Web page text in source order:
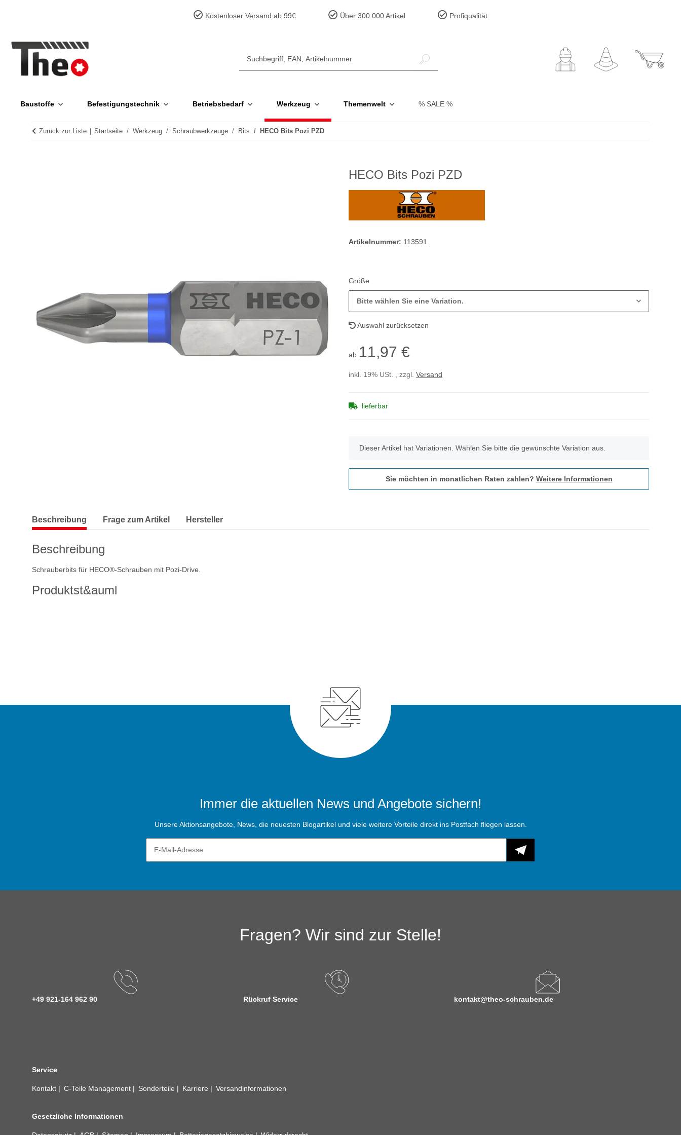
Kostenloser Versand ab 99€ Über 300.000 Artikel Profiqualität
Baustoffe Befestigungstechnik Betriebsbedarf Werkzeug Themenwelt % SALE %
Zurück zur Liste Startseite Werkzeug Schraubwerkzeuge Bits HECO Bits Pozi PZD
HECO Bits Pozi PZD
Artikelnummer: 113591
Größe
Bitte wählen Sie eine Variation.
Auswahl zurücksetzen
ab 11,97 €
inkl. 19% USt. , zzgl. Versand
lieferbar
x
Dieser Artikel hat Variationen. Wählen Sie bitte die gewünschte Variation aus.
Sie möchten in monatlichen Raten zahlen? Weitere Informationen
Beschreibung Frage zum Artikel Hersteller
Beschreibung
Schrauberbits für HECO®-Schrauben mit Pozi-Drive.
Produktst&auml
Immer die aktuellen News und Angebote sichern!
Unsere Aktionsangebote, News, die neuesten Blogartikel und viele weitere Vorteile direkt ins Postfach fliegen lassen.
Fragen? Wir sind zur Stelle!
+49 921-164 962 90 Rückruf Service kontakt@theo-schrauben.de
Service
Kontakt C-Teile Management Sonderteile Karriere Versandinformationen
Gesetzliche Informationen